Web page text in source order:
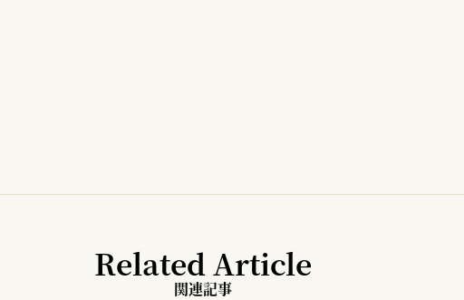
Related Article
関連記事